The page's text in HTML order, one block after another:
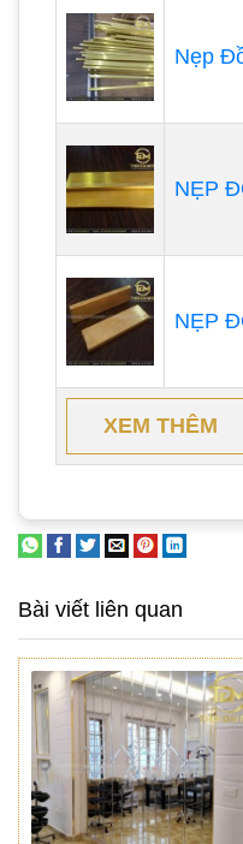
Nẹp
NẸP
NẸP
XEM THÊM
Bài viết liên quan